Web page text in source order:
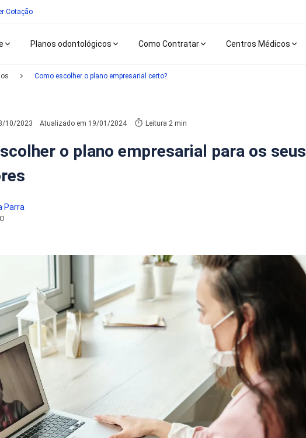
Cotação
Planos odontológicos Como Contratar Centros Médicos
Como escolher o plano empresarial certo?
10/2023 Atualizado em 19/01/2024 Leitura 2 min
o plano empresarial para os seus
Parra